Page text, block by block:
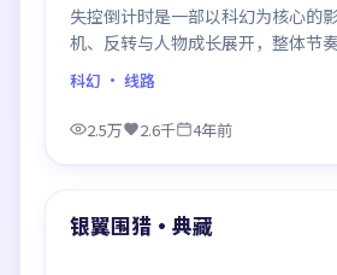
失控倒计时是一部以科幻为核心的
机、反转与人物成长展开，整体节
观看。
科幻 · 线路
2.5万 2.6千 4年前
最新
银翼围猎·典藏